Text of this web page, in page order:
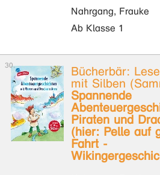
Nahrgang, Frauke
Ab Klasse 1
Bücherbär:
mit Silben
Spannende
Piraten und
(hier: Pelle auf
Fahrt -